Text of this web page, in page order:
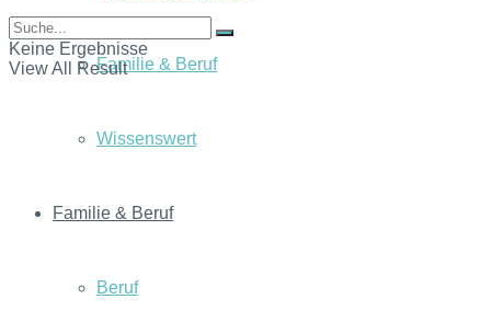
Familie & Beruf
Wissenswert
Familie & Beruf
Beruf
Keine Ergebnisse
View All Result